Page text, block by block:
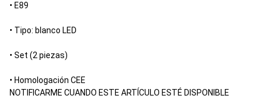
• E89
• Tipo: blanco LED
• Set (2 piezas)
• Homologación CEE
NOTIFICARME CUANDO ESTE ARTÍCULO ESTÉ DISPONIBLE